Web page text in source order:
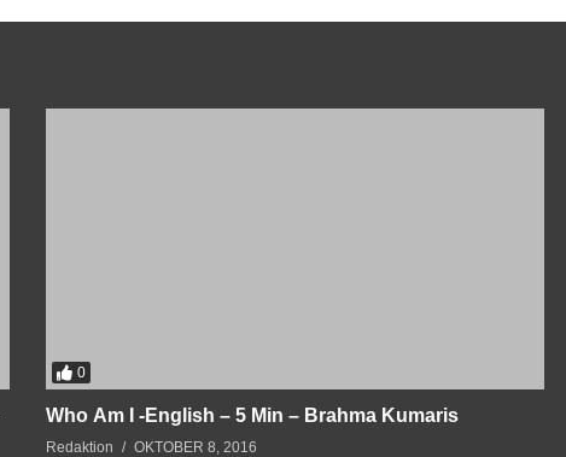
0
Who Am I -English – 5 Min – Brahma Kumaris
Redaktion OKTOBER 8, 2016